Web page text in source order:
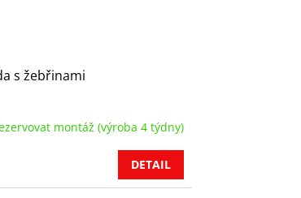
s žebřinami
montáž (výroba 4 týdny)
DETAIL